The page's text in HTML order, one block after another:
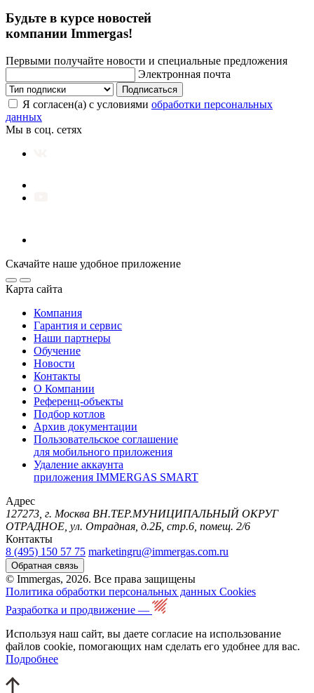
Будьте в курсе новостей
компании Immergas!
Первыми получайте новости и специальные предложения
Электронная почта
Подписаться
Я согласен(а) с условиями обработки персональных
данных
Мы в соц. сетях
Скачайте наше удобное приложение
Карта сайта
Компания
Гарантия и сервис
Наши партнеры
Обучение
Новости
Контакты
О Компании
Референц-объекты
Подбор котлов
Архив документации
Пользовательское соглашение
для мобильного приложения
Удаление аккаунта
приложения IMMERGAS SMART
Адрес
127273, г. Москва ВН.ТЕР.МУНИЦИПАЛЬНЫЙ ОКРУГ
ОТРАДНОЕ, ул. Отрадная, д.2Б, стр.6, помещ. 2/6
Контакты
8 (495) 150 57 75 marketingru@immergas.com.ru
Обратная связь
© Immergas, 2026. Все права защищены
Политика обработки персональных данных Cookies
Разработка и продвижение —
Используя наш сайт, вы даете согласие на использование
файлов cookie, помогающих нам сделать его удобнее для вас.
Подробнее